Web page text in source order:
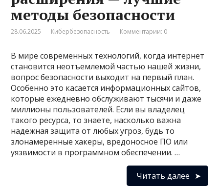
методы безопасности
28.06.2025 Кибербезопасность Комментарии: 0
В мире современных технологий, когда интернет
становится неотъемлемой частью нашей жизни,
вопрос безопасности выходит на первый план.
Особенно это касается информационных сайтов,
которые ежедневно обслуживают тысячи и даже
миллионы пользователей. Если вы владелец
такого ресурса, то знаете, насколько важна
надежная защита от любых угроз, будь то
злонамеренные хакеры, вредоносное ПО или
уязвимости в программном обеспечении. …
Читать далее